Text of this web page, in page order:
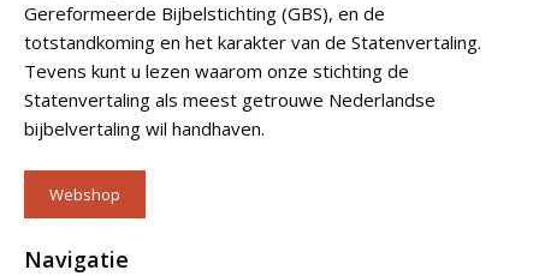
Gereformeerde Bijbelstichting (GBS), en de
totstandkoming en het karakter van de Statenvertaling.
Tevens kunt u lezen waarom onze stichting de
Statenvertaling als meest getrouwe Nederlandse
bijbelvertaling wil handhaven.
Webshop
Navigatie